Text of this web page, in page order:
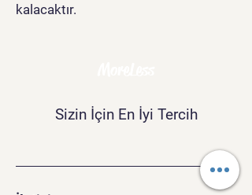
kalacaktır.
Sizin İçin En İyi Tercih